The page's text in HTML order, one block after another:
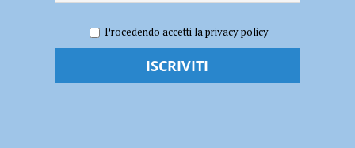
Cgil: “Manca il personale e invece di assumere si privatizza, con un
importante aggravio di costi a carico dell’utenza”
Motorizzazione Civile, Cgil: “Manca il
Procedendo accetti la privacy policy